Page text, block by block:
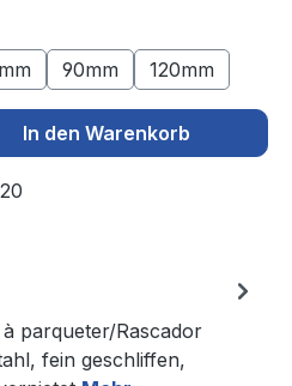
90mm 120mm
den
In den Warenkorb
parqueter/Rascador
fein geschliffen,